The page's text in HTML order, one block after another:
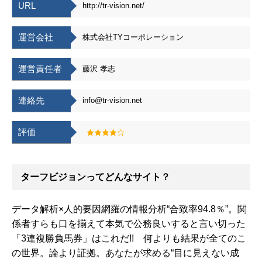
URL http://tr-vision.net/
運営会社 株式会社TYコーポレーション
運営責任者 藤沢 孝志
連絡先 info@tr-vision.net
評価
ターフビジョンってどんなサイト？
データ解析×人的要因網羅の情報分析“合致率94.8％”。関
係者すらも口を揃えて本気で公務良いすると言い切った
「3連複勝負馬券」はこれだ!! 何よりも結果が全てのこ
の世界。論より証拠。あなたが求める“目に見えない成